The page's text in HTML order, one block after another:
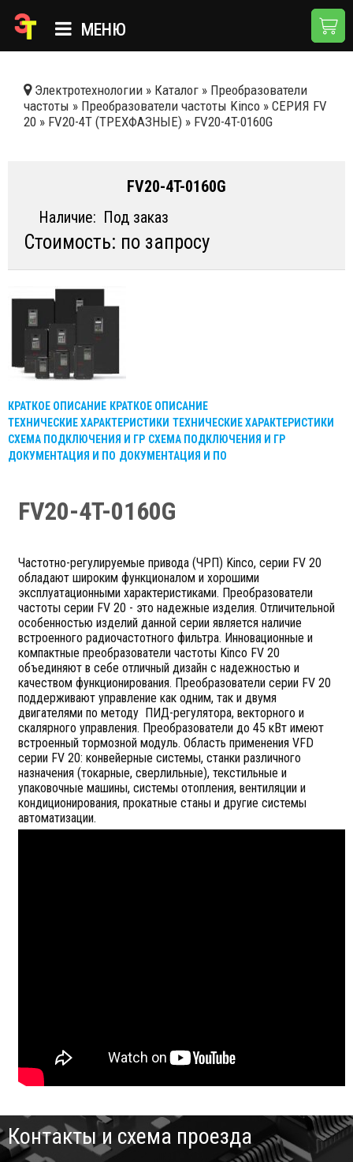
МЕНЮ
КАТАЛОГ
НОВОСТИ
ДОСТАВКА И ОПЛАТА
КОНТАКТЫ
Электротехнологии » Каталог » Преобразователи
частоты » Преобразователи частоты Kinco » СЕРИЯ FV
20 » FV20-4T (ТРЕХФАЗНЫЕ) » FV20-4T-0160G
FV20-4T-0160G
Наличие: Под заказ
Стоимость: по запросу
КРАТКОЕ ОПИСАНИЕ КРАТКОЕ ОПИСАНИЕ
ТЕХНИЧЕСКИЕ ХАРАКТЕРИСТИКИ ТЕХНИЧЕСКИЕ ХАРАКТЕРИСТИКИ
СХЕМА ПОДКЛЮЧЕНИЯ И ГР СХЕМА ПОДКЛЮЧЕНИЯ И ГР
ДОКУМЕНТАЦИЯ И ПО ДОКУМЕНТАЦИЯ И ПО
FV20-4T-0160G
Частотно-регулируемые привода (ЧРП) Kinco, серии FV 20
обладают широким функционалом и хорошими
эксплуатационными характеристиками. Преобразователи
частоты серии FV 20 - это надежные изделия. Отличительной
особенностью изделий данной серии является наличие
встроенного радиочастотного фильтра. Инновационные и
компактные преобразователи частоты Kinco FV 20
объединяют в себе отличный дизайн с надежностью и
качеством функционирования. Преобразователи серии FV 20
поддерживают управление как одним, так и двумя
двигателями по методу ПИД-регулятора, векторного и
скалярного управления. Преобразователи до 45 кВт имеют
встроенный тормозной модуль. Область применения VFD
серии FV 20: конвейерные системы, станки различного
назначения (токарные, сверлильные), текстильные и
упаковочные машины, системы отопления, вентиляции и
кондиционирования, прокатные станы и другие системы
автоматизации.
Контакты и схема проезда